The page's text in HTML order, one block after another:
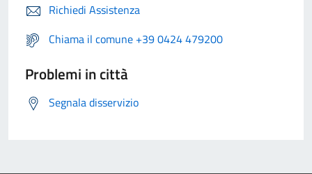
Richiedi Assistenza
Chiama il comune +39 0424 479200
Problemi in città
Segnala disservizio